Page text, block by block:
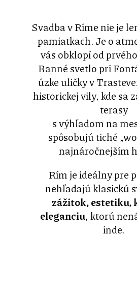
Svadba v Ríme nie je
pamiatkach. Je o
vás obklopí od
Ranné svetlo pri
úzke uličky v
historickej vily, kde sa
terasy
s výhľadom na
spôsobujú tiché
najnáročnejším
Rím je ideálny pre
nehľadajú klasickú
zážitok, estetiku,
eleganciu, ktorú
inde.